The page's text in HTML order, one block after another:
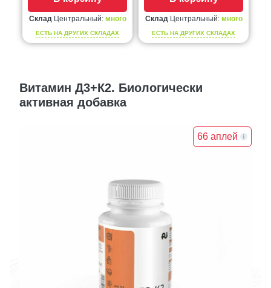
Склад Центральный: много
ЕСТЬ НА ДРУГИХ СКЛАДАХ
Склад Центральный: много
ЕСТЬ НА ДРУГИХ СКЛАДАХ
Витамин Д3+К2. Биологически
активная добавка
66 аплей